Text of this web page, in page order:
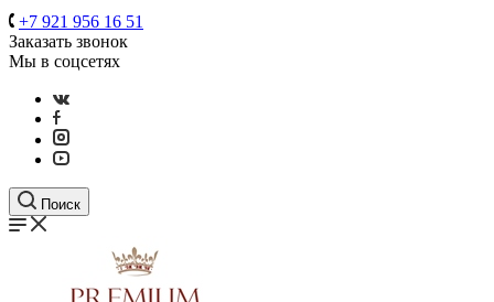
+7 921 956 16 51
Заказать звонок
Мы в соцсетях
Поиск